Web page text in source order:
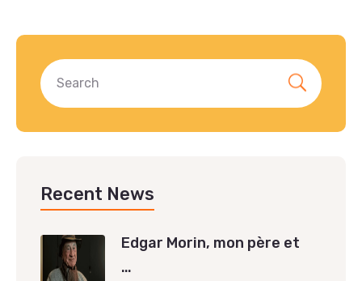
Recent News
Edgar Morin, mon père et
…